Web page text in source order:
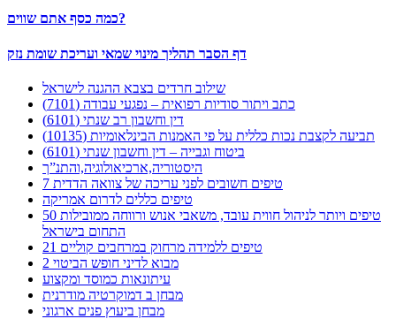
כמה כסף אתם שווים?
דף הסבר תהליך מינוי שמאי ועריכת שומת נזק
שילוב חרדים בצבא ההגנה לישראל
כתב ויתור סודיות רפואית – נפגעי עבודה (7101)
דין וחשבון רב שנתי (6101)
תביעה לקצבת נכות כללית על פי האמנות הבינלאומיות (10135)
ביטוח וגבייה – דין וחשבון שנתי (6101)
היסטוריה,ארכיאולוגיה,והתנ”ך
7 טיפים חשובים לפני עריכה של צוואה הדדית
טיפים כללים לדרום אמריקה
50 טיפים ויותר לניהול חווית עובד, משאבי אנוש ורווחה ממובילות
התחום בישראל
21 טיפים ללמידה מרחוק במרחבים קוליים
מבוא לדיני חופש הביטוי 2
עיתונאות כמוסד ומקצוע
מבחן ב דמוקרטיה מודרנית
מבחן ביעוץ פנים ארגוני